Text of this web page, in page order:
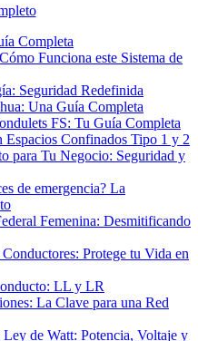
más
importa
Leer
Completa
Funciona este Sistema de
Seguridad Redefinida
Una Guía Completa
FS: Tu Guía Completa
Espacios Confinados Tipo 1 y 2
para Tu Negocio: Seguridad y
de emergencia? La
Femenina: Desmitificando
Protege tu Vida en
LL y LR
La Clave para una Red
de Watt: Potencia, Voltaje y